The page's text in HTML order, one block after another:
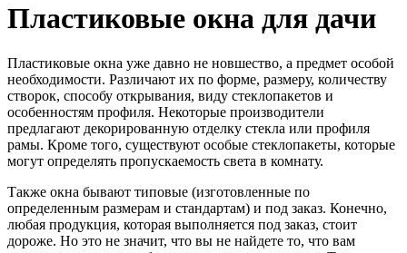
Пластиковые окна для дачи
Пластиковые окна уже давно не новшество, а предмет особой
необходимости. Различают их по форме, размеру, количеству
створок, способу открывания, виду стеклопакетов и
особенностям профиля. Некоторые производители
предлагают декорированную отделку стекла или профиля
рамы. Кроме того, существуют особые стеклопакеты, которые
могут определять пропускаемость света в комнату.
Также окна бывают типовые (изготовленные по
определенным размерам и стандартам) и под заказ. Конечно,
любая продукция, которая выполняется под заказ, стоит
дороже. Но это не значит, что вы не найдете то, что вам